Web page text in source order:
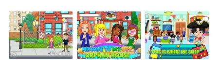
todas las
noticias sobre
tecnología,
móviles,
ordenadores,
apps,